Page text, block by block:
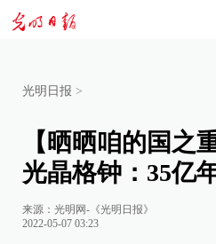
光明日报 >
【晒晒咱的国之
光晶格钟：35亿
来源： 光明网-《光明日报》
2022-05-07 03:23